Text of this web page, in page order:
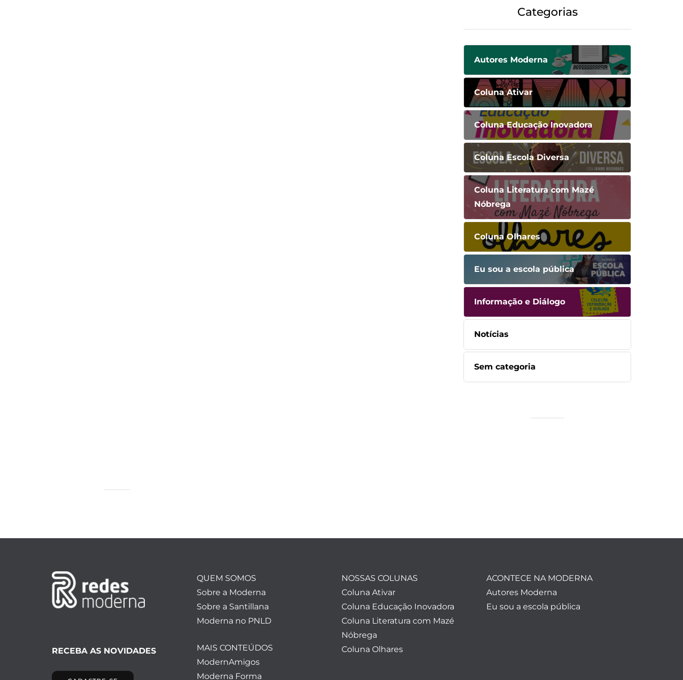
Categorias
Autores Moderna
Coluna Ativar
Coluna Educação Inovadora
Coluna Escola Diversa
Coluna Literatura com Mazé
Nóbrega
Coluna Olhares
Eu sou a escola pública
Informação e Diálogo
Notícias
Sem categoria
RECEBA AS NOVIDADES
QUEM SOMOS
Sobre a Moderna
Sobre a Santillana
Moderna no PNLD
MAIS CONTEÚDOS
ModernAmigos
Moderna Forma
NOSSAS COLUNAS
Coluna Ativar
Coluna Educação Inovadora
Coluna Literatura com Mazé
Nóbrega
Coluna Olhares
ACONTECE NA MODERNA
Autores Moderna
Eu sou a escola pública